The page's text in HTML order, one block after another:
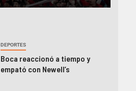
DEPORTES
Boca reaccionó a tiempo y
empató con Newell’s